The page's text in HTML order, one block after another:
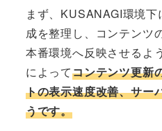
まず、KUSANAGI環境
成を整理し、コンテンツ
本番環境へ反映させるよ
によってコンテンツ更新
トの表示速度改善、サー
うです。